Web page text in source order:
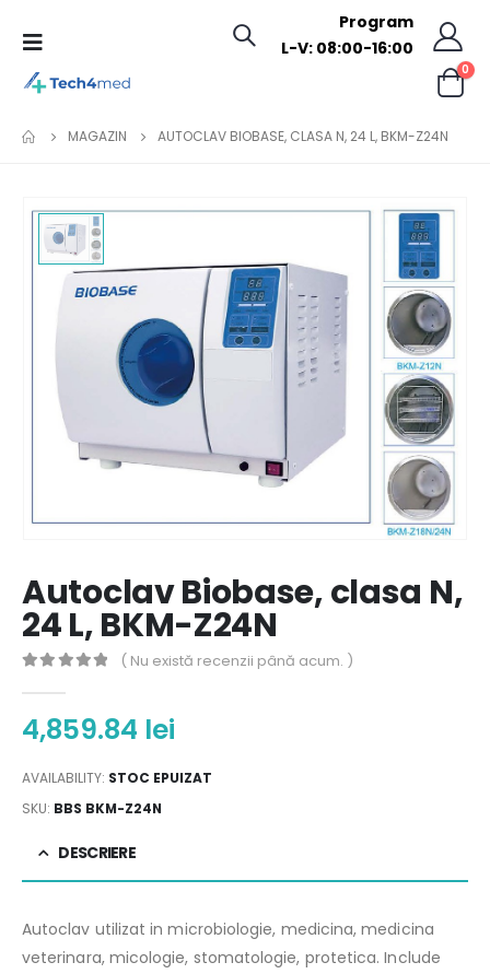
Program
L-V: 08:00-16:00
0
MAGAZIN AUTOCLAV BIOBASE, CLASA N, 24 L, BKM-Z24N
Autoclav Biobase, clasa N,
24 L, BKM-Z24N
( Nu există recenzii până acum. )
4,859.84 lei
AVAILABILITY: STOC EPUIZAT
SKU: BBS BKM-Z24N
DESCRIERE
Autoclav utilizat in microbiologie, medicina, medicina
veterinara, micologie, stomatologie, protetica. Include